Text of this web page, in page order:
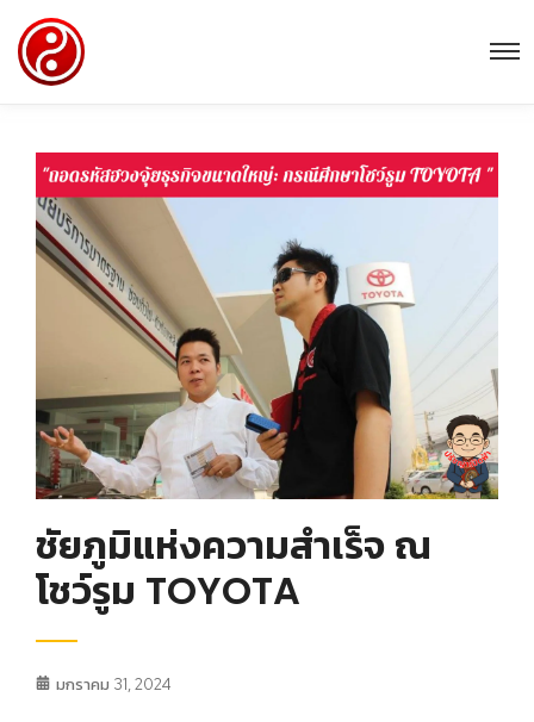
ชัยภูมิแห่งความสำเร็จ ณ
โชว์รูม TOYOTA
มกราคม 31, 2024